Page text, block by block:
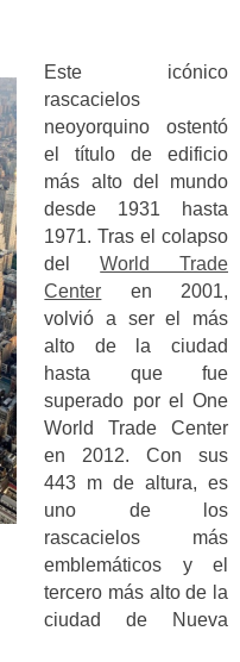
Este icónico
rascacielos
neoyorquino ostentó
el título de edificio
más alto del mundo
desde 1931 hasta
1971. Tras el colapso
delWorld Trade
Center en 2001,
volvió a ser el más
alto de la ciudad
hasta que fue
superado por el One
World Trade Center
en 2012. Con sus
443 m de altura, es
uno de los
rascacielos más
emblemáticos y el
tercero más alto de la
ciudad de Nueva